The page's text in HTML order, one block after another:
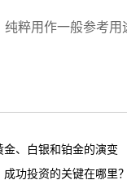
粹用作一般参考
、白银和铂金的演变
功投资的关键在哪里？